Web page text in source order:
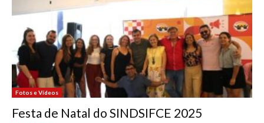
Fotos e Vídeos
Festa de Natal do SINDSIFCE 2025